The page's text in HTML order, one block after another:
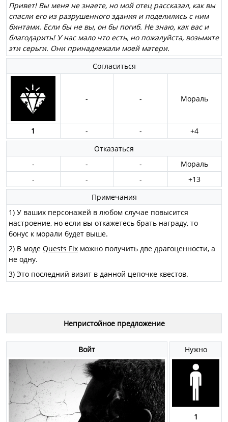
Привет! Вы меня не знаете, но мой отец рассказал, как вы
спасли его из разрушенного здания и поделились с ним
бинтами. Если бы не вы, он бы погиб. Не знаю, как вас и
благодарить! У нас мало что есть, но пожалуйста, возьмите
эти серьги. Они принадлежали моей матери.
Согласиться
- - Мораль
1 - -
+4
Отказаться
-
- -
Мораль
-
- -
+13
Примечания
1) У ваших персонажей в любом случае повысится
настроение, но если вы откажетесь брать награду, то
бонус к морали будет выше.
2) В моде Quests Fix можно получить две драгоценности, а
не одну.
3) Это последний визит в данной цепочке квестов.
Непристойное предложение
Войт Нужно
1